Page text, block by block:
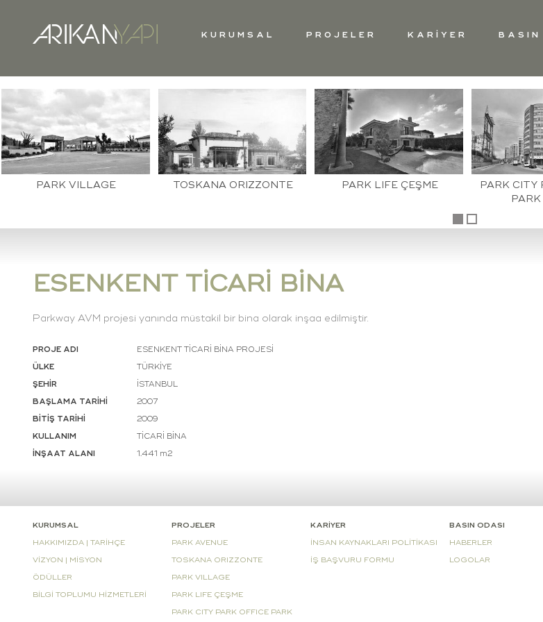
KURUMSAL PROJELER KARİYER BASIN
PARK VILLAGE TOSKANA ORIZZONTE PARK LIFE ÇEŞME
PARK CITY
ESENKENT TİCARİ BİNA
Parkway AVM projesi yanında müstakil bir bina olarak inşaa edilmiştir.
PROJE ADI
ESENKENT TİCARİ BİNA PROJESİ
ÜLKE
TÜRKİYE
ŞEHİR
İSTANBUL
BAŞLAMA TARİHİ
2007
BİTİŞ TARİHİ
2009
KULLANIM
TİCARİ BİNA
İNŞAAT ALANI
1.441 m2
KURUMSAL
HAKKIMIZDA | TARİHÇE
VİZYON | MİSYON
ÖDÜLLER
BİLGİ TOPLUMU HİZMETLERİ
PROJELER
PARK AVENUE
TOSKANA ORIZZONTE
PARK VILLAGE
PARK LIFE ÇEŞME
PARK CITY PARK OFFICE PARK
KARİYER
İNSAN KAYNAKLARI POLİTİKASI
İŞ BAŞVURU FORMU
BASIN ODASI
HABERLER
LOGOLAR